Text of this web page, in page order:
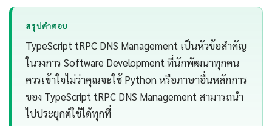
สรุปคำตอบ
TypeScript tRPC DNS Management เป็นหัวข้อสำคัญ
ในวงการ Software Development ที่นักพัฒนาทุกคน
ควรเข้าใจไม่ว่าคุณจะใช้ Python หรือภาษาอื่นหลักการ
ของ TypeScript tRPC DNS Management สามารถนำ
ไปประยุกต์ใช้ได้ทุกที่